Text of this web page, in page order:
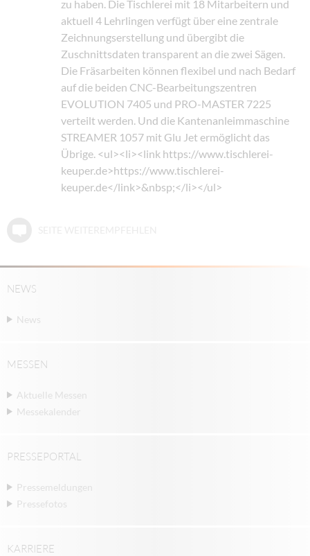
zu haben. Die Tischlerei mit 18 Mitarbeitern und
aktuell 4 Lehrlingen verfügt über eine zentrale
Zeichnungserstellung und übergibt die
Zuschnittsdaten transparent an die zwei Sägen.
Die Fräsarbeiten können flexibel und nach Bedarf
auf die beiden CNC-Bearbeitungszentren
EVOLUTION 7405 und PRO-MASTER 7225
verteilt werden. Und die Kantenanleimmaschine
STREAMER 1057 mit Glu Jet ermöglicht das
Übrige. <ul><li><link https://www.tischlerei-
keuper.de>https://www.tischlerei-
keuper.de</link>&nbsp;</li></ul>
NEWS
News
MESSEN
Aktuelle Messen
Messekalender
PRESSEPORTAL
Pressemeldungen
Pressefotos
KARRIERE